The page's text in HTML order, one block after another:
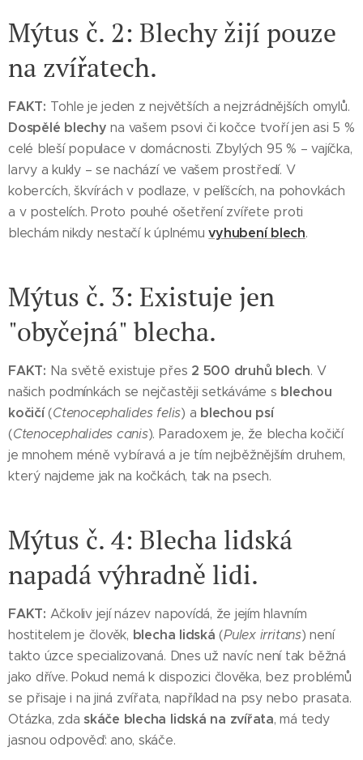
Mýtus č. 2: Blechy žijí pouze
na zvířatech.
FAKT: Tohle je jeden z největších a nejzrádnějších omylů.
Dospělé blechy na vašem psovi či kočce tvoří jen asi 5 %
celé bleší populace v domácnosti. Zbylých 95 % – vajíčka,
larvy a kukly – se nachází ve vašem prostředí. V
kobercích, škvírách v podlaze, v pelíšcích, na pohovkách
a v postelích. Proto pouhé ošetření zvířete proti
blechám nikdy nestačí k úplnémuvyhubení blech.
Mýtus č. 3: Existuje jen
"obyčejná" blecha.
FAKT: Na světě existuje přes 2 500 druhů blech. V
našich podmínkách se nejčastěji setkáváme s blechou
kočičí(Ctenocephalides felis) a blechou psí
(Ctenocephalides canis). Paradoxem je, že blecha kočičí
je mnohem méně vybíravá a je tím nejběžnějším druhem,
který najdeme jak na kočkách, tak na psech.
Mýtus č. 4: Blecha lidská
napadá výhradně lidi.
FAKT: Ačkoliv její název napovídá, že jejím hlavním
hostitelem je člověk, blecha lidská (Pulex irritans) není
takto úzce specializovaná. Dnes už navíc není tak běžná
jako dříve. Pokud nemá k dispozici člověka, bez problémů
se přisaje i na jiná zvířata, například na psy nebo prasata.
Otázka, zdaskáče blecha lidská na zvířata, má tedy
jasnou odpověď: ano, skáče.